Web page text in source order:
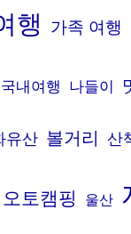
행 가족 여행
국내여행 나들이
유산 볼거리 산
오토캠핑 울산